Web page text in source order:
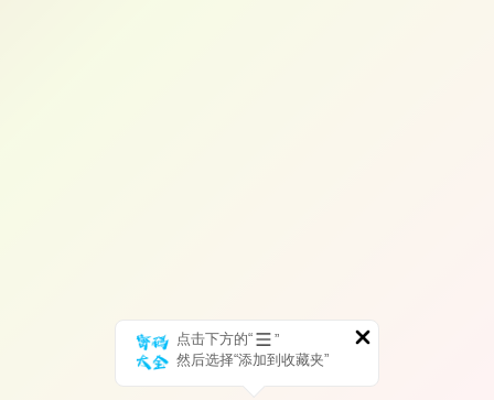
点击下方的“
”
然后选择“添加到收藏夹”